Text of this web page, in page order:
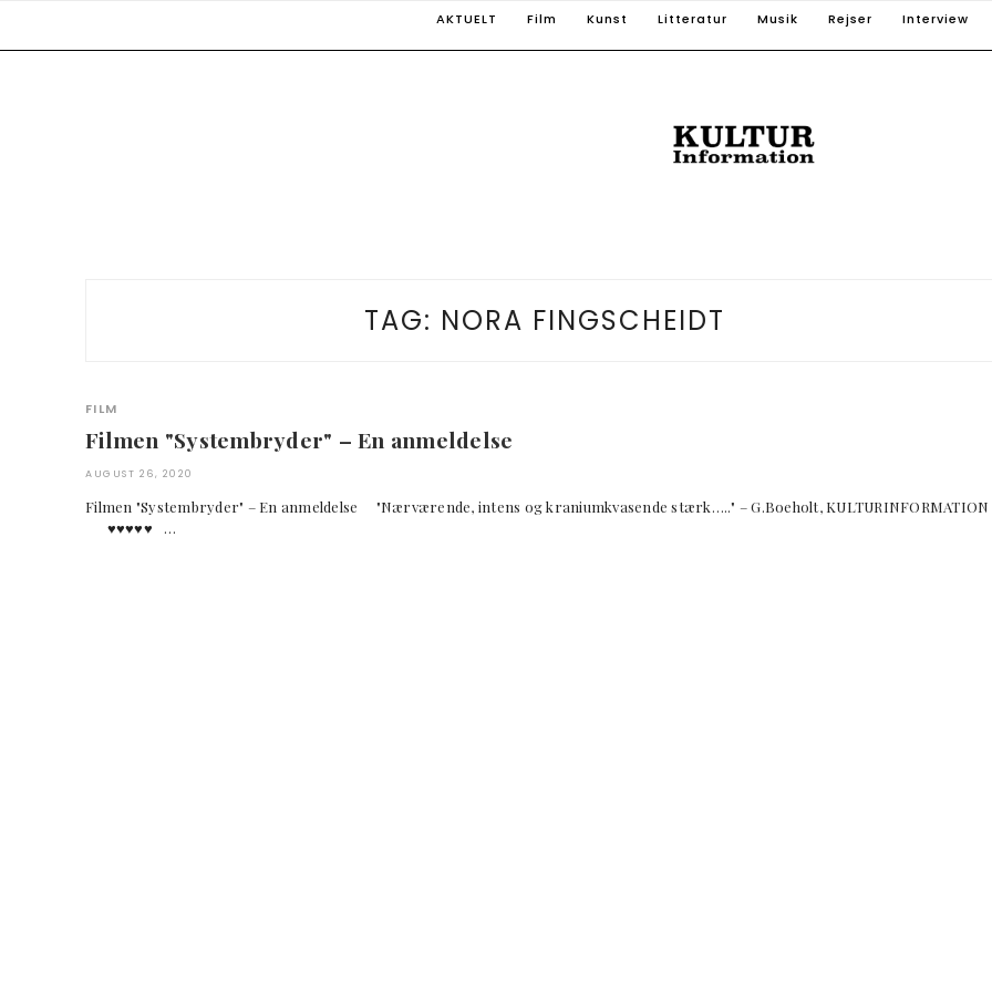
AKTUELT Film Kunst Litteratur Musik Rejser Interview
TAG: NORA FINGSCHEIDT
FILM
Filmen "Systembryder" – En anmeldelse
AUGUST 26, 2020
Filmen "Systembryder" – En anmeldelse "Nærværende, intens og kraniumkvasende stærk….." – G.Boeholt,
♥︎♥︎♥︎♥︎♥︎ …